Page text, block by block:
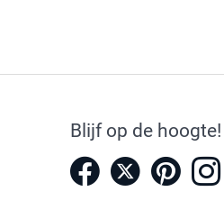
Blijf op de hoogte!